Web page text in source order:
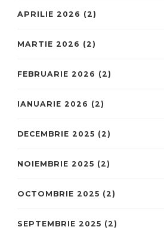
APRILIE 2026 (2)
MARTIE 2026 (2)
FEBRUARIE 2026 (2)
IANUARIE 2026 (2)
DECEMBRIE 2025 (2)
NOIEMBRIE 2025 (2)
OCTOMBRIE 2025 (2)
SEPTEMBRIE 2025 (2)